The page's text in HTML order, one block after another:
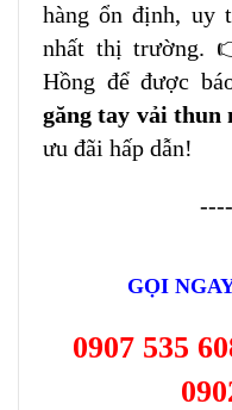
hàng ổn định, uy
nhất thị trường.
Hồng để được
găng tay vải thun
ưu đãi hấp dẫn!
GỌI
0907 535 60